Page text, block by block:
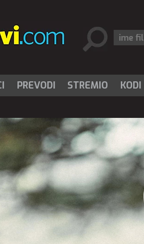
PREVODI STREMIO KODI